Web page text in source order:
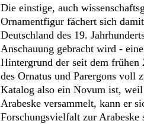
Die einstige, auch
Ornamentfigur fächert sich
Deutschland des 19.
Anschauung gebracht wird -
Hintergrund der seit dem
des Ornatus und Parergons voll
Katalog also ein Novum ist,
Arabeske versammelt, kann er
Forschungsvielfalt zur